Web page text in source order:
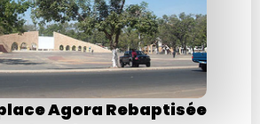
Agora Rebaptisée